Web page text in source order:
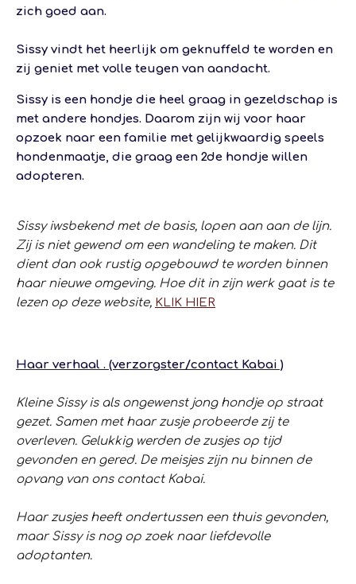
zich goed aan.
Sissy vindt het heerlijk om geknuffeld te worden en
zij geniet met volle teugen van aandacht.
Sissy is een hondje die heel graag in gezeldschap is
met andere hondjes. Daarom zijn wij voor haar
opzoek naar een familie met gelijkwaardig speels
hondenmaatje, die graag een 2de hondje willen
adopteren.
Sissy iwsbekend met de basis, lopen aan aan de lijn.
Zij is niet gewend om een wandeling te maken. Dit
dient dan ook rustig opgebouwd te worden binnen
haar nieuwe omgeving. Hoe dit in zijn werk gaat is te
lezen op deze website, KLIK HIER
Haar verhaal . (verzorgster/contact Kabai )
Kleine Sissy is als ongewenst jong hondje op straat
gezet. Samen met haar zusje probeerde zij te
overleven. Gelukkig werden de zusjes op tijd
gevonden en gered. De meisjes zijn nu binnen de
opvang van ons contact Kabai.
Haar zusjes heeft ondertussen een thuis gevonden,
maar Sissy is nog op zoek naar liefdevolle
adoptanten.